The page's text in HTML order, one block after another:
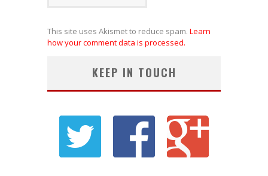
This site uses Akismet to reduce spam. Learn
how your comment data is processed.
KEEP IN TOUCH